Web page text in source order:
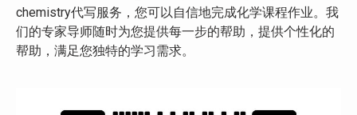
chemistry代写服务，您可以自信地完成化学课程作业。我
们的专家导师随时为您提供每一步的帮助，提供个性化的
帮助，满足您独特的学习需求。